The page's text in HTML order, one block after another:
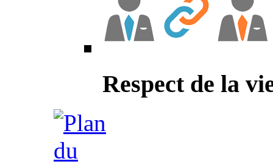
Respect de la